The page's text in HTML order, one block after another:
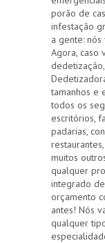
porão de
infestação
a gente:
Agora, caso
tamanhos e
todos os
escritórios,
padarias,
muitos
qualquer
integrado
orçamento
antes! Nós
qualquer